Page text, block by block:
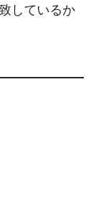
しているか